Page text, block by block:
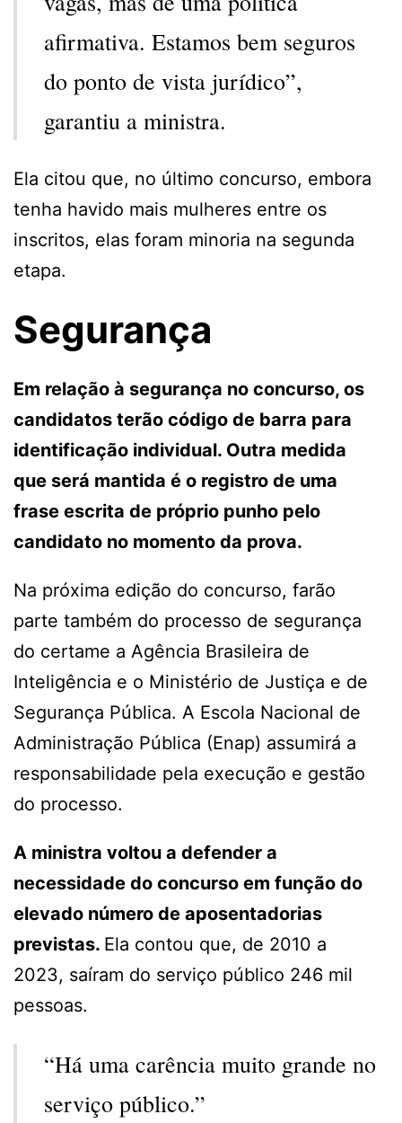
afirmativa. Estamos bem seguros
do ponto de vista jurídico”,
garantiu a ministra.
Ela citou que, no último concurso, embora
tenha havido mais mulheres entre os
inscritos, elas foram minoria na segunda
etapa.
Segurança
Em relação à segurança no concurso, os
candidatos terão código de barra para
identificação individual. Outra medida
que será mantida é o registro de uma
frase escrita de próprio punho pelo
candidato no momento da prova.
Na próxima edição do concurso, farão
parte também do processo de segurança
do certame a Agência Brasileira de
Inteligência e o Ministério de Justiça e de
Segurança Pública. A Escola Nacional de
Administração Pública (Enap) assumirá a
responsabilidade pela execução e gestão
do processo.
A ministra voltou a defender a
necessidade do concurso em função do
elevado número de aposentadorias
previstas. Ela contou que, de 2010 a
2023, saíram do serviço público 246 mil
pessoas.
“Há uma carência muito grande no
serviço público.”